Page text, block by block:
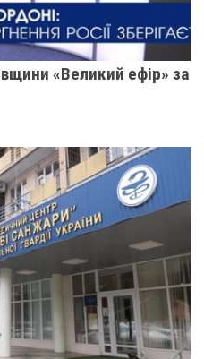
«Великий ефір» за